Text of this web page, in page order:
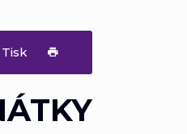
Tisk